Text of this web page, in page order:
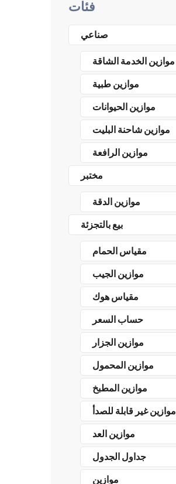
فئات
صناعي
موازين الخدمة الشاقة
موازين طبية
موازين الحيوانات
موازين شاحنة البليت
موازين الرافعة
مختبر
موازين الدقة
بيع بالتجزئة
مقياس الحمام
موازين الجيب
مقياس هوك
حساب السعر
موازين الجزار
موازين المحمول
موازين المطبخ
موازين غير قابلة للصدأ
موازين العد
جداول الجدول
موازين